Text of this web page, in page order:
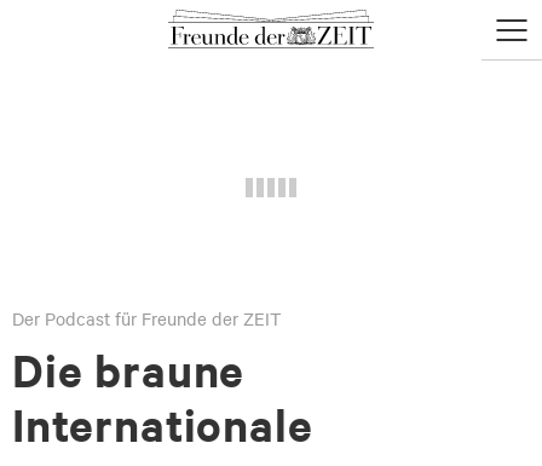
Menü
Der Podcast für Freunde der ZEIT
Die braune
Internationale